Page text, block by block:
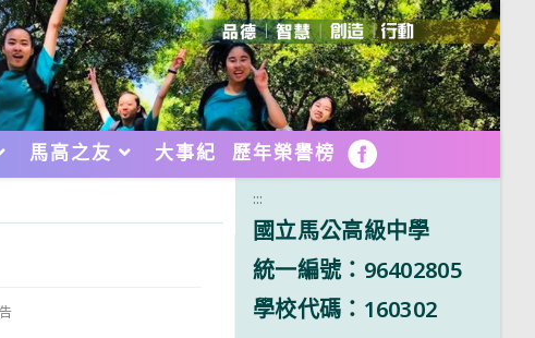
馬高之友 大事紀 歷年榮譽榜 FB
:::
國立馬公高級中學
統一編號：96402805
學校代碼：160302